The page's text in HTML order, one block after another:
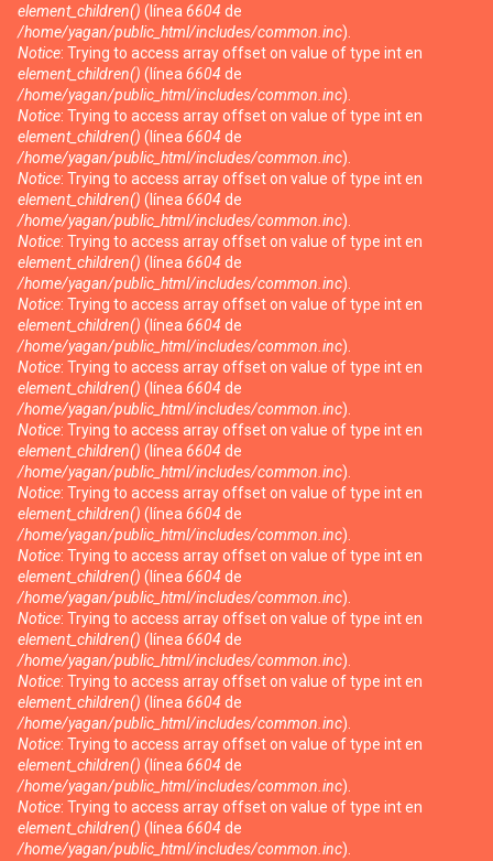
element_children() (línea 6604 de
/home/yagan/public_html/includes/common.inc).
Notice: Trying to access array offset on value of type int en
element_children() (línea 6604 de
/home/yagan/public_html/includes/common.inc).
Notice: Trying to access array offset on value of type int en
element_children() (línea 6604 de
/home/yagan/public_html/includes/common.inc).
Notice: Trying to access array offset on value of type int en
element_children() (línea 6604 de
/home/yagan/public_html/includes/common.inc).
Notice: Trying to access array offset on value of type int en
element_children() (línea 6604 de
/home/yagan/public_html/includes/common.inc).
Notice: Trying to access array offset on value of type int en
element_children() (línea 6604 de
/home/yagan/public_html/includes/common.inc).
Notice: Trying to access array offset on value of type int en
element_children() (línea 6604 de
/home/yagan/public_html/includes/common.inc).
Notice: Trying to access array offset on value of type int en
element_children() (línea 6604 de
/home/yagan/public_html/includes/common.inc).
Notice: Trying to access array offset on value of type int en
element_children() (línea 6604 de
/home/yagan/public_html/includes/common.inc).
Notice: Trying to access array offset on value of type int en
element_children() (línea 6604 de
/home/yagan/public_html/includes/common.inc).
Notice: Trying to access array offset on value of type int en
element_children() (línea 6604 de
/home/yagan/public_html/includes/common.inc).
Notice: Trying to access array offset on value of type int en
element_children() (línea 6604 de
/home/yagan/public_html/includes/common.inc).
Notice: Trying to access array offset on value of type int en
element_children() (línea 6604 de
/home/yagan/public_html/includes/common.inc).
Notice: Trying to access array offset on value of type int en
element_children() (línea 6604 de
/home/yagan/public_html/includes/common.inc).